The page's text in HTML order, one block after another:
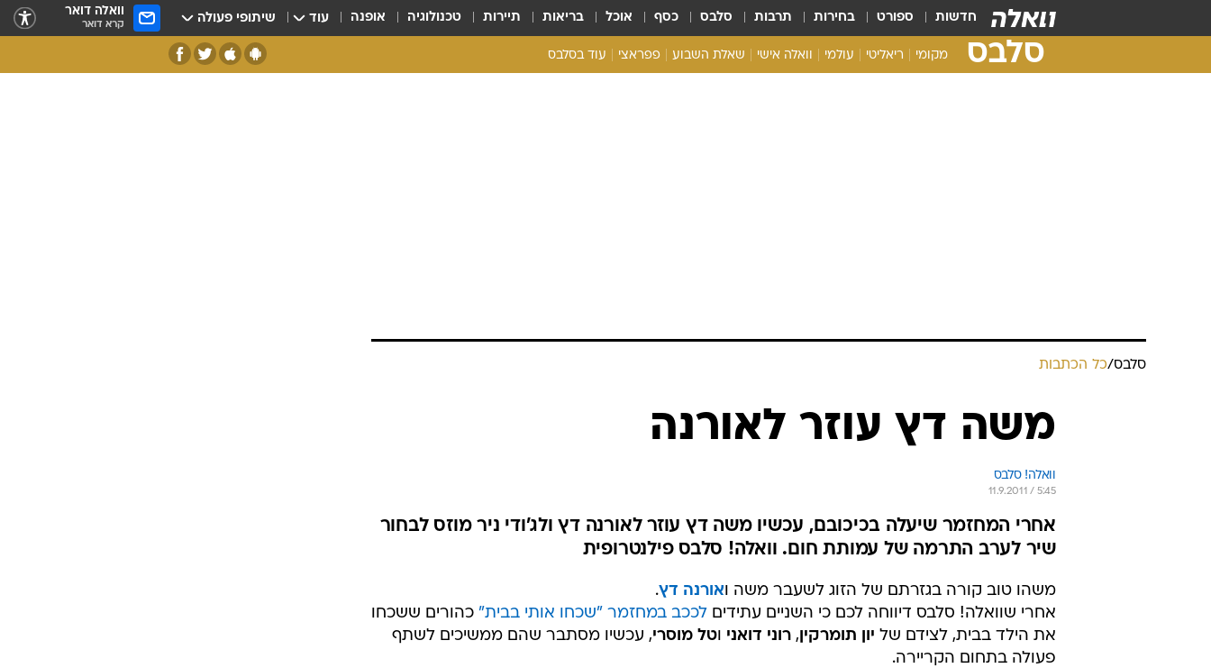
חדשות ספורט בחירות תרבות סלבס כסף אוכל בריאות תיירות טכנולוגיה אופנה עוד שיתופי פעולה וואלה דואר
קרא דואר
סלבס מקומי ריאליטי עולמי וואלה אישי שאלת השבוע פפראצי עוד בסלבס
סלבס/כל הכתבות
משה דץ עוזר לאורנה
וואלה! סלבס
11.9.2011 / 5:45
אחרי המחזמר שיעלה בכיכובם, עכשיו משה דץ עוזר לאורנה דץ ולג'ודי ניר מוזס לבחור
שיר לערב התרמה של עמותת חום. וואלה! סלבס פילנטרופית
משהו טוב קורה בגזרתם של הזוג לשעבר משה ואורנה דץ.
אחרי שוואלה! סלבס דיווחה לכם כי השניים עתידים לככב במחזמר "שכחו אותי בבית" כהורים ששכחו
את הילד בבית, לצידם של יון תומרקין, רוני דואני וטל מוסרי, עכשיו מסתבר שהם ממשיכים לשתף
פעולה בתחום הקריירה.